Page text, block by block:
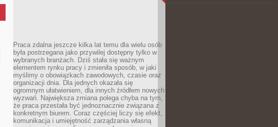
Praca zdalna jeszcze kilka lat temu dla wielu osób
była postrzegana jako przywilej dostępny tylko w
wybranych branżach. Dziś stała się ważnym
elementem rynku pracy i zmieniła sposób, w jaki
myślimy o obowiązkach zawodowych, czasie oraz
organizacji dnia. Dla jednych okazała się
ogromnym ułatwieniem, dla innych źródłem nowych
wyzwań. Największa zmiana polega chyba na tym,
że praca przestała być jednoznacznie związana z
konkretnym biurem. Coraz częściej liczy się efekt,
komunikacja i umiejętność zarządzania własną